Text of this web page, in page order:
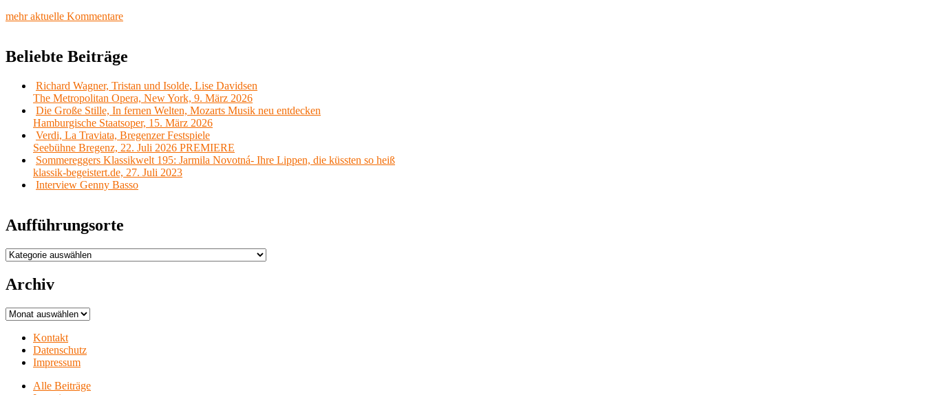
mehr aktuelle Kommentare
Beliebte Beiträge
Richard Wagner, Tristan und Isolde, Lise Davidsen
The Metropolitan Opera, New York, 9. März 2026
Die Große Stille, In fernen Welten, Mozarts Musik neu entdecken
Hamburgische Staatsoper, 15. März 2026
Verdi, La Traviata, Bregenzer Festspiele
Seebühne Bregenz, 22. Juli 2026 PREMIERE
Sommereggers Klassikwelt 195: Jarmila Novotná- Ihre Lippen, die küssten so heiß
klassik-begeistert.de, 27. Juli 2023
Interview Genny Basso
Aufführungsorte
Aufführungsorte
Archiv
Archiv
Kontakt
Datenschutz
Impressum
Alle Beiträge